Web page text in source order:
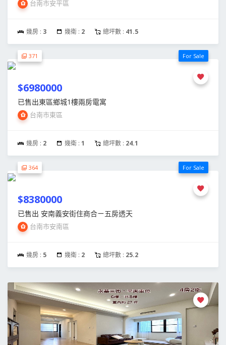
台南市安平區
幾房 : 3 幾衛 : 2 總坪數 : 41.5
371 For Sale
$6980000
已售出東區鄉城1樓兩房電寓
台南市東區
幾房 : 2 幾衛 : 1 總坪數 : 24.1
364 For Sale
$8380000
已售出 安南義安街住商合ㄧ五房透天
台南市安南區
幾房 : 5 幾衛 : 2 總坪數 : 25.2